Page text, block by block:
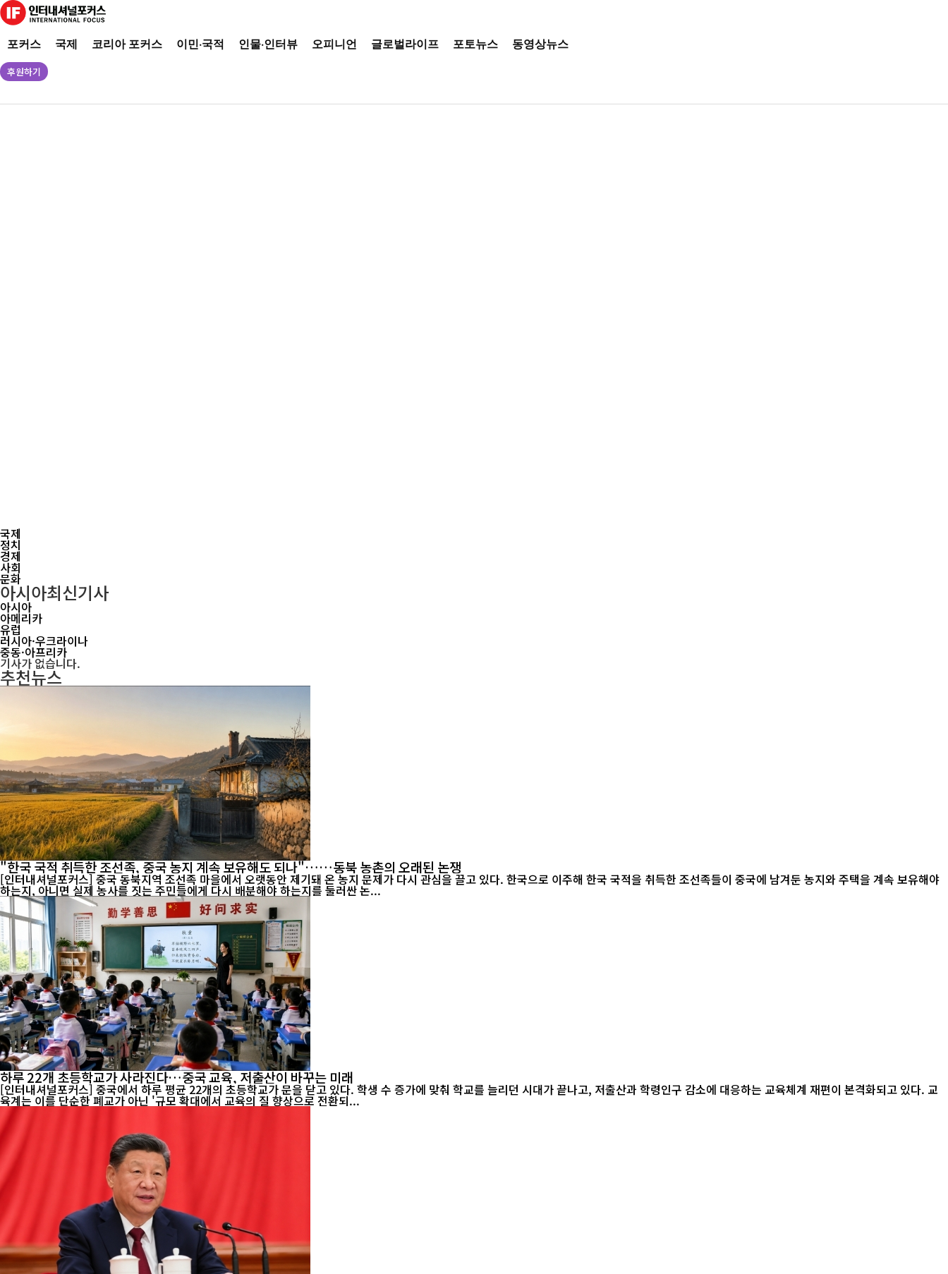
포커스 국제 코리아 포커스 이민·국적 인물·인터뷰 오피니언 글로벌라이프 포토뉴스 동영상뉴스
후원하기
국제
정치
경제
사회
문화
아시아최신기사
아시아
아메리카
유럽
러시아·우크라이나
중동·아프리카
기사가 없습니다.
추천뉴스
"한국 국적 취득한 조선족, 중국 농지 계속 보유해도 되나"……동북 농촌의 오래된 논쟁
[인터내셔널포커스] 중국 동북지역 조선족 마을에서 오랫동안 제기돼 온 농지 문제가 다시 관심을 끌고 있다. 한국으로 이주해 한국 국적을 취득한 조선족들이 중국에 남겨둔 농지와 주택을 계속 보유해야
하는지, 아니면 실제 농사를 짓는 주민들에게 다시 배분해야 하는지를 둘러싼 논...
하루 22개 초등학교가 사라진다…중국 교육, 저출산이 바꾸는 미래
[인터내셔널포커스] 중국에서 하루 평균 22개의 초등학교가 문을 닫고 있다. 학생 수 증가에 맞춰 학교를 늘리던 시대가 끝나고, 저출산과 학령인구 감소에 대응하는 교육체계 재편이 본격화되고 있다. 교
육계는 이를 단순한 폐교가 아닌 '규모 확대에서 교육의 질 향상으로 전환되...